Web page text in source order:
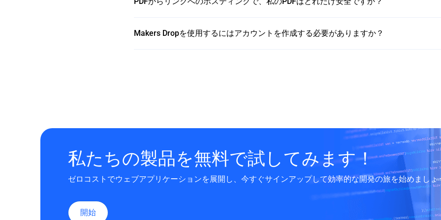
Makers Dropを使用するにはアカウントを作成する必要がありますか？
私たちの製品を無料で試してみます！
ゼロコストでウェブアプリケーションを展開し、今すぐサインアップして効率的な開発の旅を始めましょ
開始